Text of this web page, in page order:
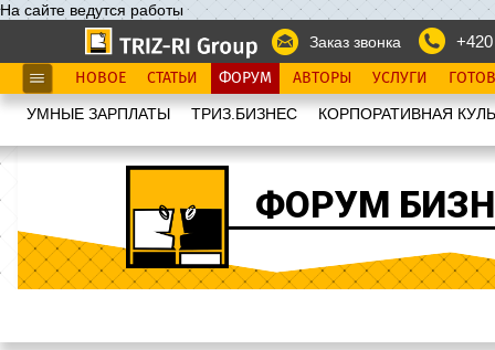
На сайте ведутся работы
Заказ звонка
НОВОЕ СТАТЬИ ФОРУМ АВТОРЫ УСЛУГИ
УМНЫЕ ЗАРПЛАТЫ ТРИЗ.БИЗНЕС КОРПОРАТИВНАЯ
ФОРУМ